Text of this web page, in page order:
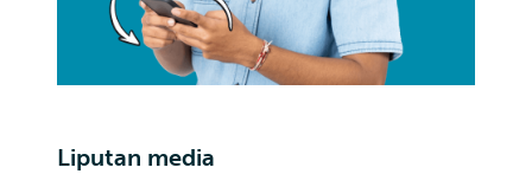
Liputan media